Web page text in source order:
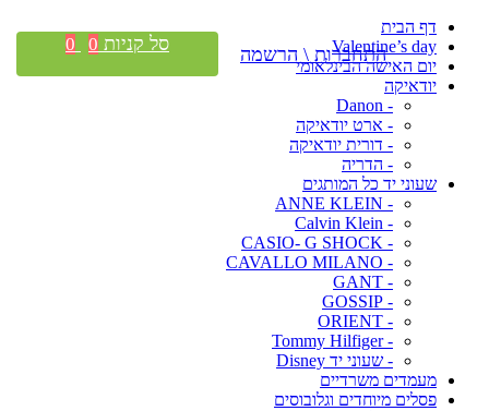
דף הבית
Valentine’s day
יום האישה הבינלאומי
יודאיקה
- Danon
- ארט יודאיקה
- דורית יודאיקה
- הדריה
שעוני יד כל המותגים
- ANNE KLEIN
- Calvin Klein
- CASIO- G SHOCK
- CAVALLO MILANO
- GANT
- GOSSIP
- ORIENT
- Tommy Hilfiger
- שעוני יד Disney
מעמדים משרדיים
פסלים מיוחדים וגלובוסים
התחברות \ הרשמה סל קניות 0
0